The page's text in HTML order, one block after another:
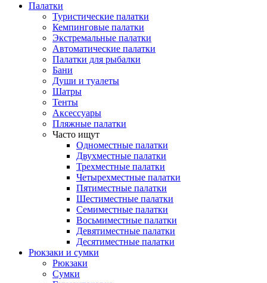
Палатки
Туристические палатки
Кемпинговые палатки
Экстремальные палатки
Автоматические палатки
Палатки для рыбалки
Бани
Души и туалеты
Шатры
Тенты
Аксессуары
Пляжные палатки
Часто ищут
Одноместные палатки
Двухместные палатки
Трехместные палатки
Четырехместные палатки
Пятиместные палатки
Шестиместные палатки
Семиместные палатки
Восьмиместные палатки
Девятиместные палатки
Десятиместные палатки
Рюкзаки и сумки
Рюкзаки
Сумки